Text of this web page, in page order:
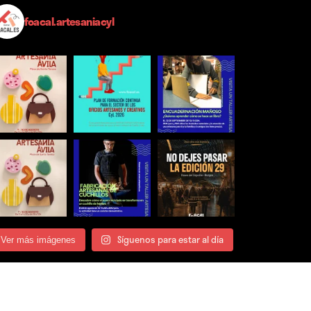
foacal.artesaniacyl
Ver más imágenes Síguenos para estar al día